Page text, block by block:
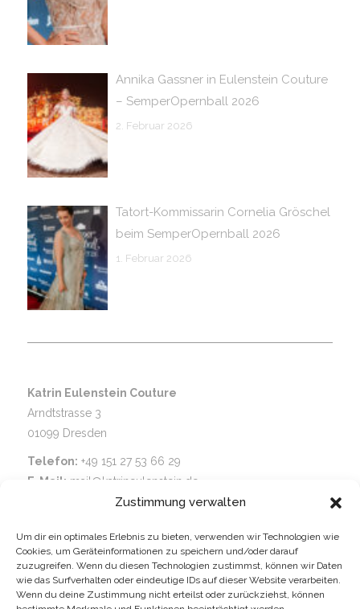
Zustimmung verwalten
Um dir ein optimales Erlebnis zu bieten, verwenden wir Technologien wie
Cookies, um Geräteinformationen zu speichern und/oder darauf
zuzugreifen. Wenn du diesen Technologien zustimmst, können wir Daten
wie das Surfverhalten oder eindeutige IDs auf dieser Website verarbeiten.
Wenn du deine Zustimmung nicht erteilst oder zurückziehst, können
Annika Gassner in Eulenstein Couture
– SemperOpernball 2026
2. Februar 2026
Tatort-Kommissarin Cornelia Gröschel
beim SemperOpernball 2026
1. Februar 2026
Katrin Eulenstein Couture
Arndtstrasse 3
01099 Dresden
Telefon: +49 151 27 53 66 29
E-Mail: mail@katrineulenstein.de
Modedesignerinfür Abend- und Brautmode, Inspiriert
Dresden
Besuchen Sie michin meinem Dresdner Atelier für eine